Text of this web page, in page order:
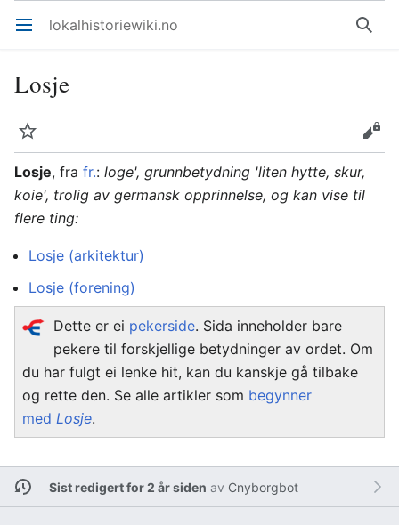
Åpne hovedmenyen lokalhistoriewiki.no Søk
Losje
Overvåk
Rediger
Losje, fra fr.: loge', grunnbetydning 'liten hytte, skur,
koie', trolig av germansk opprinnelse, og kan vise til
flere ting:
Losje (arkitektur)
Losje (forening)
Dette er ei pekerside. Sida inneholder bare
pekere til forskjellige betydninger av ordet. Om
du har fulgt ei lenke hit, kan du kanskje gå tilbake
og rette den. Se alle artikler som begynner
med Losje.
Sist redigert for 2 år siden av Cnyborgbot